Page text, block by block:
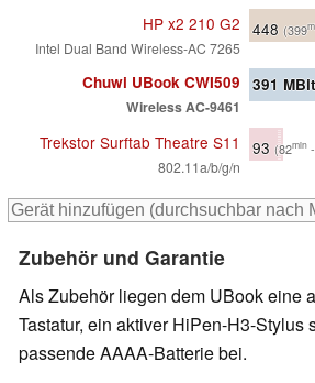
HP x2 210 G2
Intel Dual Band Wireless-AC 7265
448 (399
Chuwi UBook CWI509
Wireless AC-9461
391
Trekstor Surftab Theatre S11
802.11a/b/g/n
93 (82min
Zubehör und Garantie
Als Zubehör liegen dem UBook eine
Tastatur, ein aktiver HiPen-H3-Stylus
passende AAAA-Batterie bei.